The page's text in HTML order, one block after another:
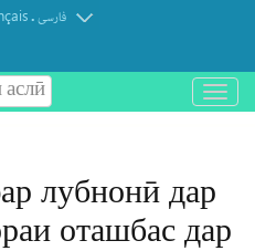
.فارسی
باز
و
лубнонӣ дар
оташбас дар